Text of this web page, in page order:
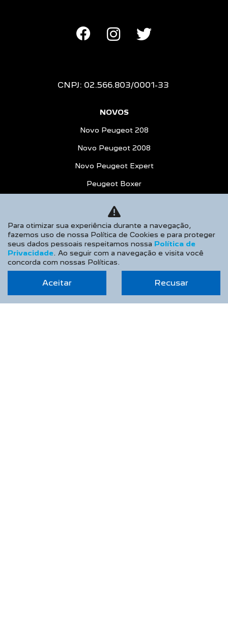
CNPJ: 02.566.803/0001-33
NOVOS
Novo Peugeot 208
Novo Peugeot 2008
Novo Peugeot Expert
Peugeot Boxer
SEMINOVOS
VENDAS DIRETAS
Autoescolas
CNPJ e Microempreendedores
Para otimizar sua experiência durante a navegação,
fazemos uso de nossa Política de Cookies e para proteger
seus dados pessoais respeitamos nossa Política de
Privacidade. Ao seguir com a navegação e visita você
concorda com nossas Políticas.
Aceitar Recusar